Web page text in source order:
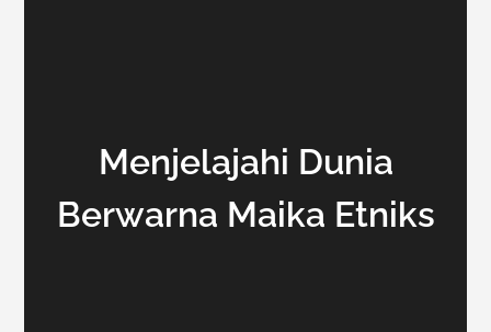
Menjelajahi Dunia
Berwarna Maika Etniks